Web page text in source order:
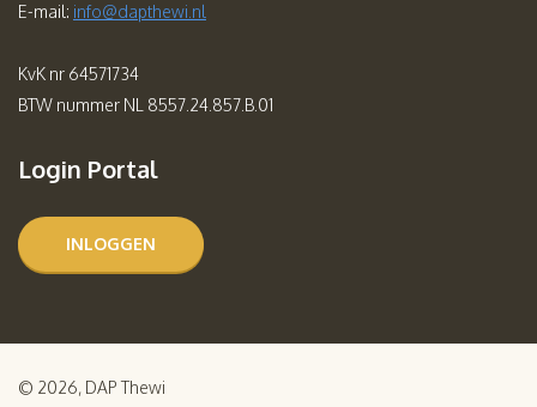
E-mail: info@dapthewi.nl
KvK nr 64571734
BTW nummer NL 8557.24.857.B.01
Login Portal
INLOGGEN
© 2026, DAP Thewi